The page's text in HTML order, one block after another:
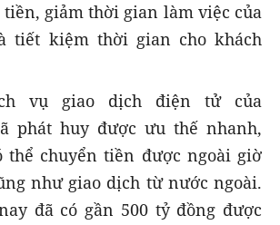
giảm thời gian làm việc của
tiết kiệm thời gian cho khách
vụ giao dịch điện tử của
phát huy được ưu thế nhanh,
thể chuyển tiền được ngoài giờ
như giao dịch từ nước ngoài.
đã có gần 500 tỷ đồng được